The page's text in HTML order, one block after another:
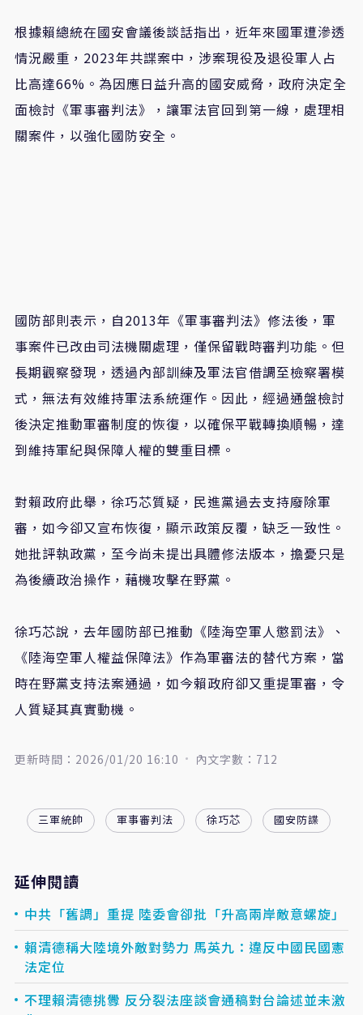
根據賴總統在國安會議後談話指出，近年來國軍遭滲透
情況嚴重， 2023年共諜案中，涉案現役及退役軍人占
比高達66% 。為因應日益升高的國安威脅，政府決定全
面檢討《軍事審判法》，讓軍法官回到第一線，處理相
關案件，以強化國防安全。
國防部則表示，自2013年《軍事審判法》修法後，軍
事案件已改由司法機關處理，僅保留戰時審判功能。但
長期觀察發現，透過內部訓練及軍法官借調至檢察署模
式，無法有效維持軍法系統運作。因此，經過通盤檢討
後決定推動軍審制度的恢復，以確保平戰轉換順暢，達
到維持軍紀與保障人權的雙重目標。
對賴政府此舉，徐巧芯質疑，民進黨過去支持廢除軍
審，如今卻又宣布恢復，顯示政策反覆，缺乏一致性。
她批評執政黨，至今尚未提出具體修法版本，擔憂只是
為後續政治操作，藉機攻擊在野黨。
徐巧芯說，去年國防部已推動《陸海空軍人懲罰法》、
《陸海空軍人權益保障法》作為軍審法的替代方案，當
時在野黨支持法案通過，如今賴政府卻又重提軍審，令
人質疑其真實動機。
更新時間：2026/01/20 16:10 內文字數：712
三軍統帥 軍事審判法 徐巧芯 國安防諜
延伸閱讀
中共「舊調」重提 陸委會卻批「升高兩岸敵意螺旋」
賴清德稱大陸境外敵對勢力 馬英九：違反中國民國憲
法定位
不理賴清德挑釁 反分裂法座談會通稿對台論述並未激